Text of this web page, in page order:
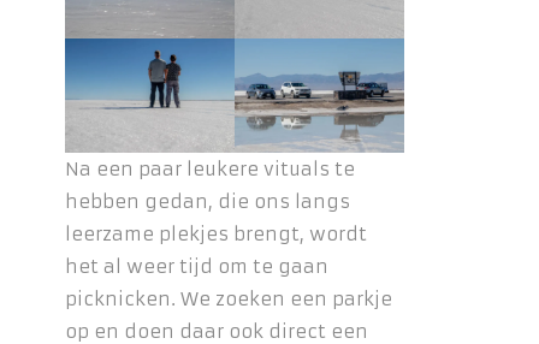
Na een paar leukere vituals te
hebben gedan, die ons langs
leerzame plekjes brengt, wordt
het al weer tijd om te gaan
picknicken. We zoeken een parkje
op en doen daar ook direct een